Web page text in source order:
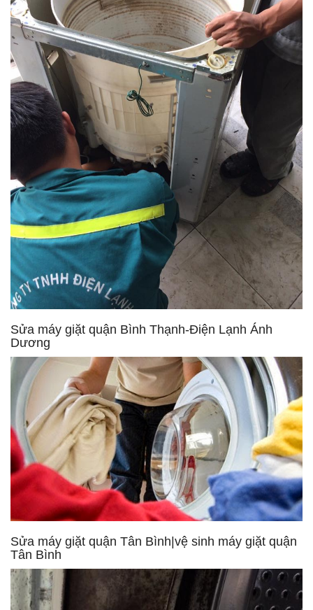
Sửa máy giặt quận Bình Thạnh-Điện Lạnh Ánh
Dương
Sửa máy giặt quận Tân Bình|vệ sinh máy giặt quận
Tân Bình